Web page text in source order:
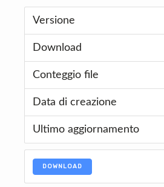
Versione
Download
Conteggio file
Data di creazione
Ultimo aggiornamento
DOWNLOAD